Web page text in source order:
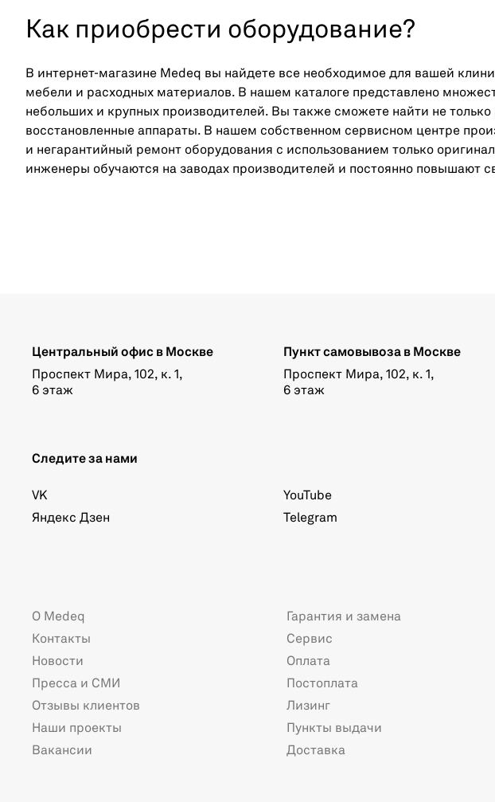
Как приобрести оборудование?
В интернет-магазине Medeq вы найдете все необходимое для вашей
мебели и расходных материалов. В нашем каталоге представлено
небольших и крупных производителей. Вы также сможете найти не только
восстановленные аппараты. В нашем собственном сервисном центре
и негарантийный ремонт оборудования с использованием только
инженеры обучаются на заводах производителей и постоянно повышают
Центральный офис в Москве
Проспект Мира, 102, к. 1,
6 этаж
Пункт самовывоза в Москве
Проспект Мира, 102, к. 1,
6 этаж
Следите за нами
VK
Яндекс Дзен
YouTube
Telegram
О Medeq
Контакты
Новости
Пресса и СМИ
Отзывы клиентов
Наши проекты
Вакансии
Гарантия и замена
Сервис
Оплата
Постоплата
Лизинг
Пункты выдачи
Доставка